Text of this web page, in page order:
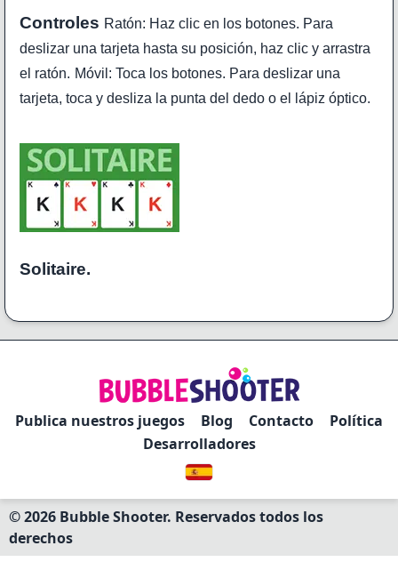
Controles Ratón: Haz clic en los botones. Para
deslizar una tarjeta hasta su posición, haz clic y arrastra
el ratón. Móvil: Toca los botones. Para deslizar una
tarjeta, toca y desliza la punta del dedo o el lápiz óptico.
Solitaire.
Publica nuestros juegos Blog Contacto
Política
Desarrolladores
© 2026 Bubble Shooter. Reservados todos los
derechos